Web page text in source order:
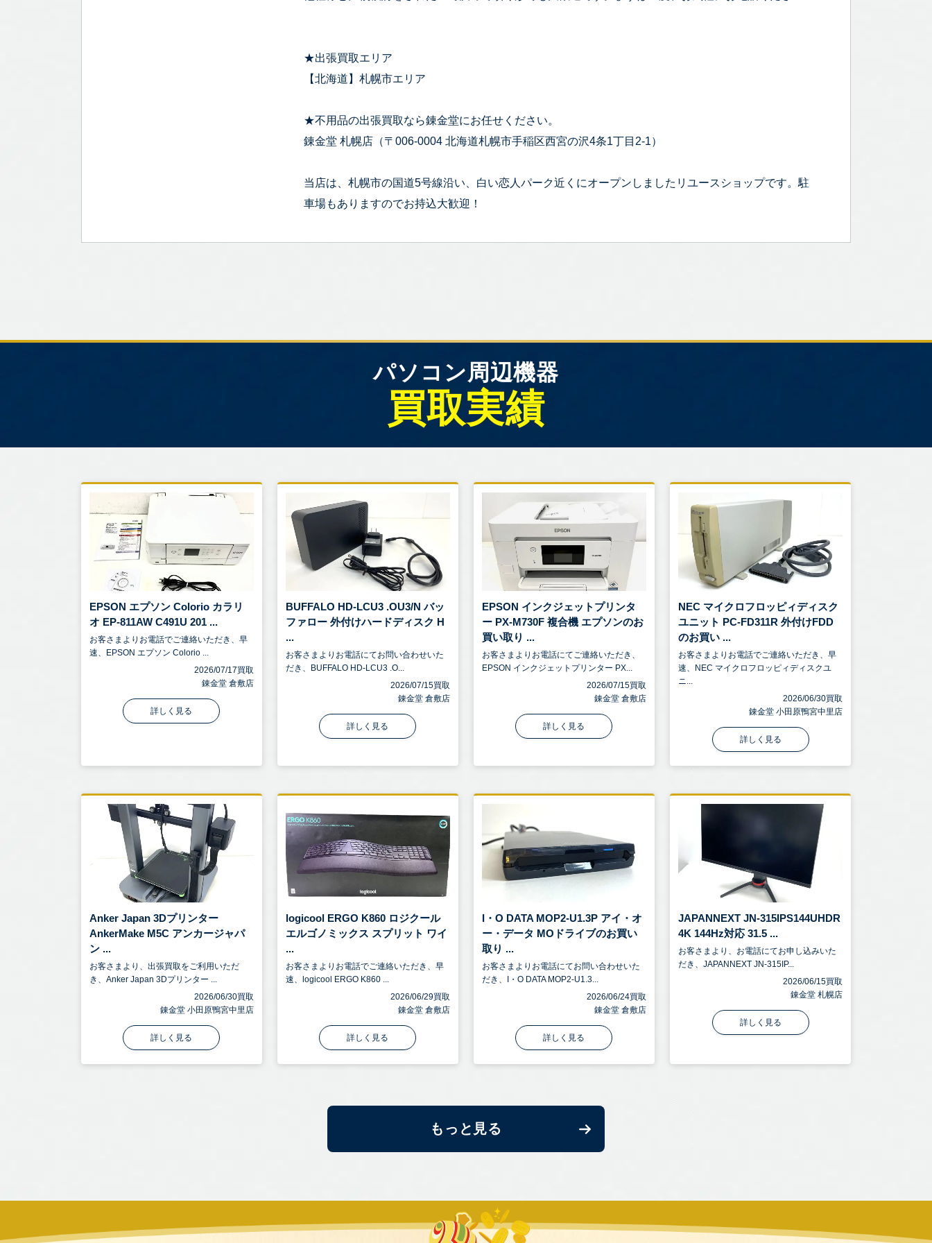
★出張買取エリア
【北海道】札幌市エリア
★不用品の出張買取なら錬金堂にお任せください。
錬金堂 札幌店（〒006-0004 北海道札幌市手稲区西宮の沢4条1丁目2-1）
当店は、札幌市の国道5号線沿い、白い恋人パーク近くにオープンしましたリユースショップです。駐
車場もありますのでお持込大歓迎！
パソコン周辺機器
買取実績
EPSON エプソン Colorio カラリ
オ EP-811AW C491U 201 ...
お客さまよりお電話でご連絡いただき、早
速、EPSON エプソン Colorio ...
2026/07/17買取
錬金堂 倉敷店
詳しく見る
BUFFALO HD-LCU3 .OU3/N バッ
ファロー 外付けハードディスク H
...
お客さまよりお電話にてお問い合わせいた
だき、BUFFALO HD-LCU3 .O...
2026/07/15買取
錬金堂 倉敷店
詳しく見る
EPSON インクジェットプリンタ
ー PX-M730F 複合機 エプソンのお
買い取り ...
お客さまよりお電話にてご連絡いただき、
EPSON インクジェットプリンター PX...
2026/07/15買取
錬金堂 倉敷店
詳しく見る
NEC マイクロフロッピィディスク
ユニット PC-FD311R 外付けFDD
のお買い ...
お客さまよりお電話でご連絡いただき、早
速、NEC マイクロフロッピィディスクユ
ニ...
2026/06/30買取
錬金堂 小田原鴨宮中里店
詳しく見る
Anker Japan 3Dプリンター
AnkerMake M5C アンカージャパ
ン ...
お客さまより、出張買取をご利用いただ
き、Anker Japan 3Dプリンター ...
2026/06/30買取
錬金堂 小田原鴨宮中里店
詳しく見る
logicool ERGO K860 ロジクール
エルゴノミックス スプリット ワイ
...
お客さまよりお電話でご連絡いただき、早
速、logicool ERGO K860 ...
2026/06/29買取
錬金堂 倉敷店
詳しく見る
I・O DATA MOP2-U1.3P アイ・オ
ー・データ MOドライブのお買い
取り ...
お客さまよりお電話にてお問い合わせいた
だき、I・O DATA MOP2-U1.3...
2026/06/24買取
錬金堂 倉敷店
詳しく見る
JAPANNEXT JN-315IPS144UHDR
4K 144Hz対応 31.5 ...
お客さまより、お電話にてお申し込みいた
だき、JAPANNEXT JN-315IP...
2026/06/15買取
錬金堂 札幌店
詳しく見る
もっと見る